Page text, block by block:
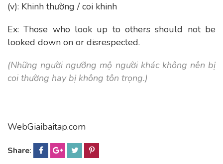
(v): Khinh thường / coi khinh
Ex: Those who look up to others should not be
looked down on or disrespected.
(Những người ngưỡng mộ người khác không nên bị
coi thường hay bị không tôn trọng.)
WebGiaibaitap.com
Share: